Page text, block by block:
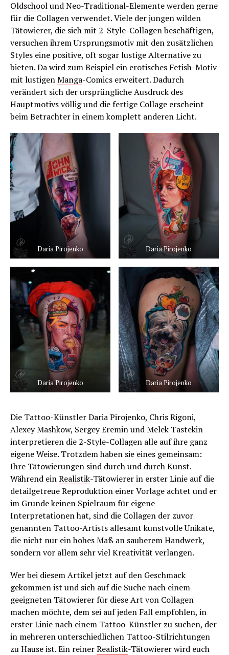
Oldschoolund Neo-Traditional-Elemente werden gerne
für die Collagen verwendet. Viele der jungen wilden
Tätowierer, die sich mit 2-Style-Collagen beschäftigen,
versuchen ihrem Ursprungsmotiv mit den zusätzlichen
Styles eine positive, oft sogar lustige Alternative zu
bieten. Da wird zum Beispiel ein erotisches Fetish-Motiv
mit lustigenManga-Comics erweitert. Dadurch
verändert sich der ursprüngliche Ausdruck des
Hauptmotivs völlig und die fertige Collage erscheint
beim Betrachter in einem komplett anderen Licht.
Daria Pirojenko Daria Pirojenko
Daria Pirojenko Daria Pirojenko
Die Tattoo-Künstler Daria Pirojenko, Chris Rigoni,
Alexey Mashkow, Sergey Eremin und Melek Tastekin
interpretieren die 2-Style-Collagen alle auf ihre ganz
eigene Weise. Trotzdem haben sie eines gemeinsam:
Ihre Tätowierungen sind durch und durch Kunst.
Während einRealistik-Tätowierer in erster Linie auf die
detailgetreue Reproduktion einer Vorlage achtet und er
im Grunde keinen Spielraum für eigene
Interpretationen hat, sind die Collagen der zuvor
genannten Tattoo-Artists allesamt kunstvolle Unikate,
die nicht nur ein hohes Maß an sauberem Handwerk,
sondern vor allem sehr viel Kreativität verlangen.
Wer bei diesem Artikel jetzt auf den Geschmack
gekommen ist und sich auf die Suche nach einem
geeigneten Tätowierer für diese Art von Collagen
machen möchte, dem sei auf jeden Fall empfohlen, in
erster Linie nach einem Tattoo-Künstler zu suchen, der
in mehreren unterschiedlichen Tattoo-Stilrichtungen
zu Hause ist. Ein reinerRealistik-Tätowierer wird euch